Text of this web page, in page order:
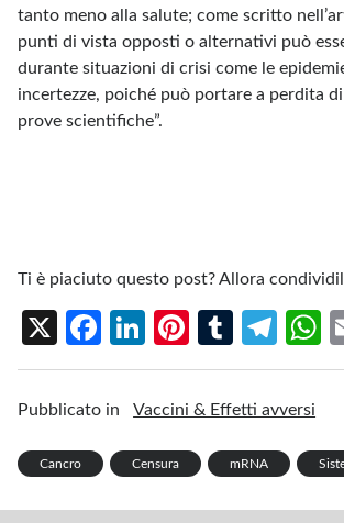
tanto meno alla salute; come scritto
punti di vista opposti o alternativi può
durante situazioni di crisi come le
incertezze, poiché può portare a perdita
prove scientifiche”.
Ti è piaciuto questo post? Allora
X
Fa
ce
b
o
k
Li
n
ke
n
Pi
nt
er
t
T
u
m
r
Te
le
gr
m
h
p
Pubblicato in Vaccini & Effetti avversi
Cancro Censura mRNA